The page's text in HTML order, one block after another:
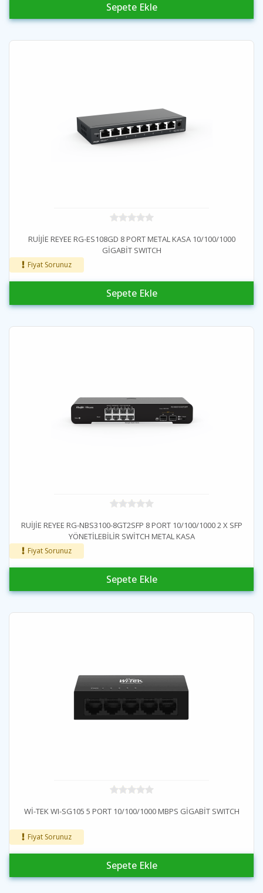
Sepete Ekle
RUİJİE REYEE RG-ES108GD 8 PORT METAL KASA 10/100/1000
GİGABİT SWITCH
Fiyat Sorunuz
Sepete Ekle
RUİJİE REYEE RG-NBS3100-8GT2SFP 8 PORT 10/100/1000 2 X SFP
YÖNETİLEBİLİR SWİTCH METAL KASA
Fiyat Sorunuz
Sepete Ekle
Wİ-TEK WI-SG105 5 PORT 10/100/1000 MBPS GİGABİT SWITCH
Fiyat Sorunuz
Sepete Ekle